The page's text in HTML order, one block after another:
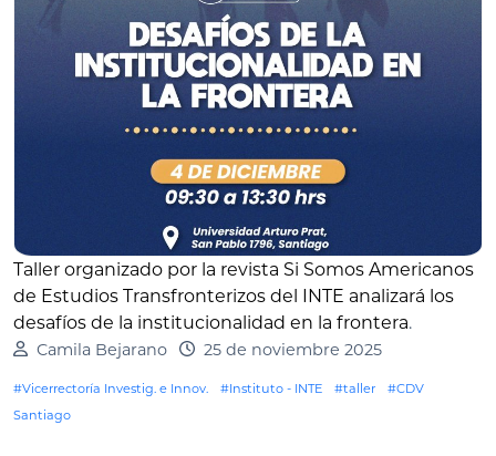
Taller organizado por la revista Si Somos Americanos
de Estudios Transfronterizos del INTE analizará los
desafíos de la institucionalidad en la frontera.
Camila Bejarano 25 de noviembre 2025
#Vicerrectoría Investig. e Innov. #Instituto - INTE #taller
#CDV
Santiago